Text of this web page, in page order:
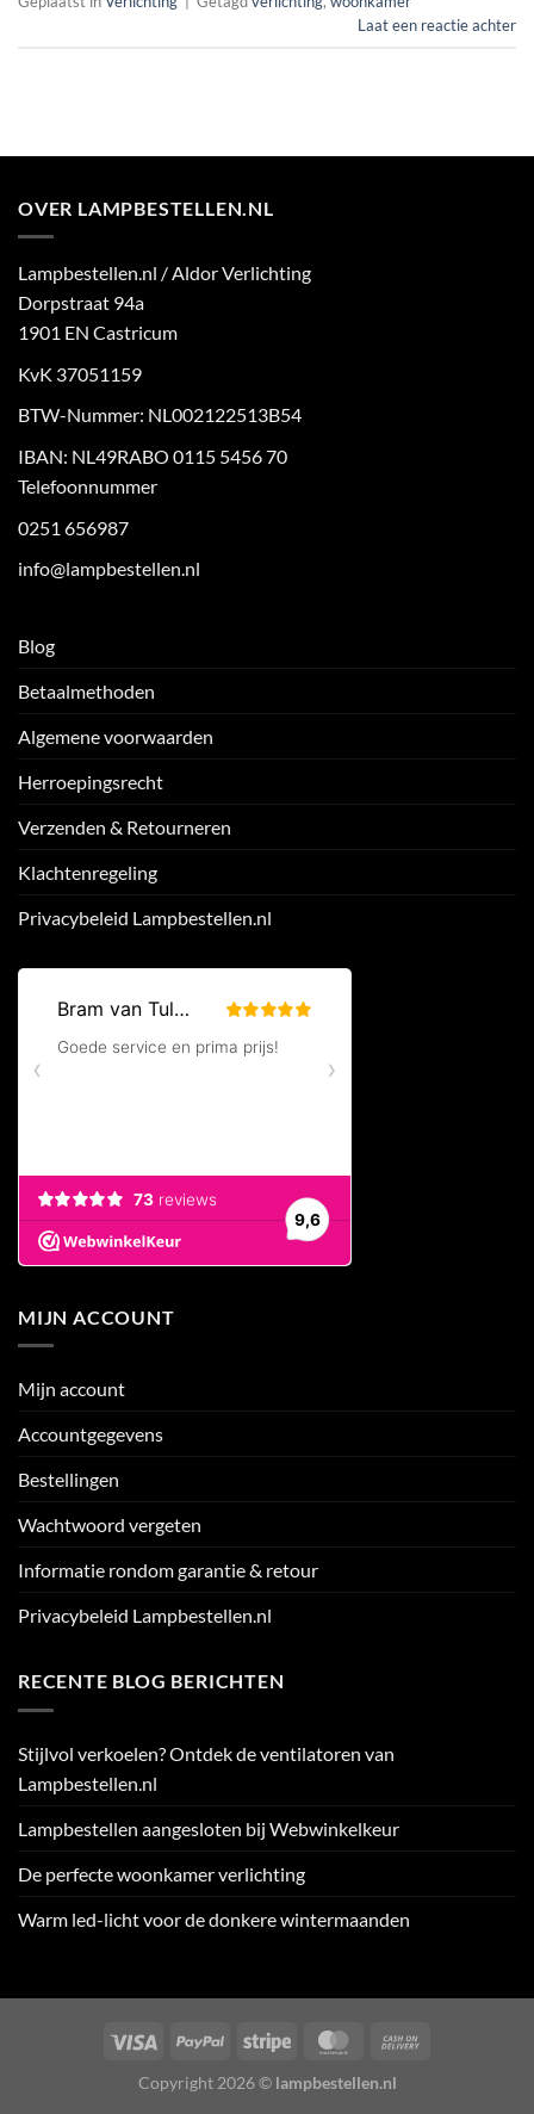
Laat een reactie achter
OVER LAMPBESTELLEN.NL
Lampbestellen.nl / Aldor Verlichting
Dorpstraat 94a
1901 EN Castricum
KvK 37051159
BTW-Nummer: NL002122513B54
IBAN: NL49RABO 0115 5456 70
Telefoonnummer
0251 656987
info@lampbestellen.nl
Blog
Betaalmethoden
Algemene voorwaarden
Herroepingsrecht
Verzenden & Retourneren
Klachtenregeling
Privacybeleid Lampbestellen.nl
MIJN ACCOUNT
Mijn account
Accountgegevens
Bestellingen
Wachtwoord vergeten
Informatie rondom garantie & retour
Privacybeleid Lampbestellen.nl
RECENTE BLOG BERICHTEN
Stijlvol verkoelen? Ontdek de ventilatoren van
Lampbestellen.nl
Lampbestellen aangesloten bij Webwinkelkeur
De perfecte woonkamer verlichting
Warm led-licht voor de donkere wintermaanden
Visa PayPal Stripe MasterCard
Copyright 2026 © lampbestellen.nl